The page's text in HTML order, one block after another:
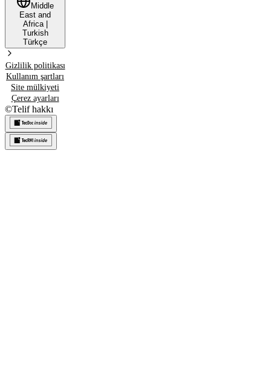
Middle
East and
Africa|
Turkish
Türkçe
Gizlilik politikası
Kullanım şartları
Site mülkiyeti
Çerez ayarları
©Telif hakkı